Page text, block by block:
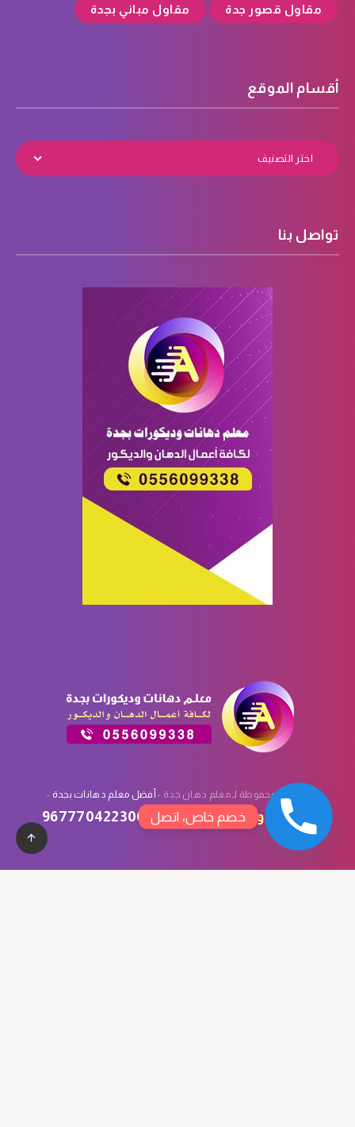
مقاول قصور جدة مقاول مباني بجدة
أقسام الموقع
اختر التصنيف
تواصل بنا
الحقوق محفوظة لـ معلم دهان جدة - أفضل معلم دهانات بجدة -
تصميم وتسويق سبأ تك :
967770422300 خصم خاص، اتصل